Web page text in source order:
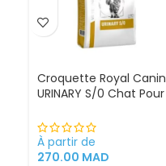
Croquette Royal Canin
URINARY S/0 Chat Pour
Cystite régime
médicalisé
À partir de
270.00 MAD